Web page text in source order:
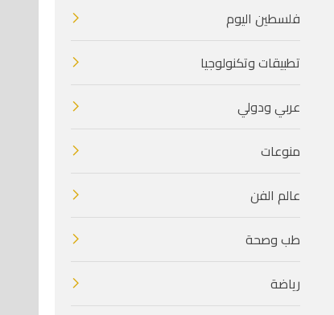
فلسطين اليوم
تطبيقات وتكنولوجيا
عربي ودولي
منوعات
عالم الفن
طب وصحة
رياضة